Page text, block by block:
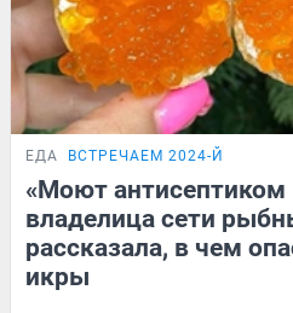
ЕДА ВСТРЕЧАЕМ 2024-Й
«Моют антисептиком
владелица сети
рассказала, в чем
икры